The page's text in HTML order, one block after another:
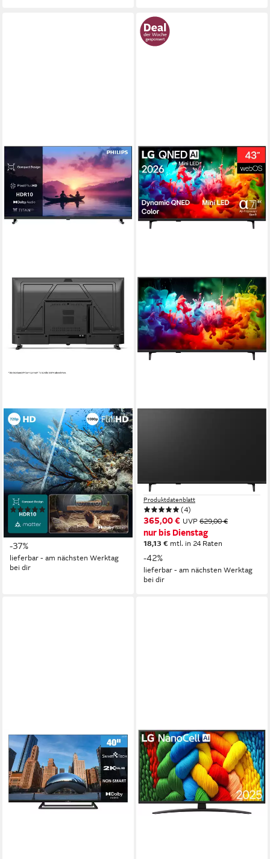
PHILIPS
40PFS6050/12 LED-
Fernseher
101 cm/40 Zoll Diagonale
LED Bildschirmtechnologie
Full HD Auflösung
Produktdatenblatt
(5)
ab 239,99 € UVP379,00 €
21,92 €mtl. in 12 Raten
-37%
lieferbar - am nächsten Werktag
bei dir
4K Ultra HD Auflösung
Produktdatenblatt
(4)
365,00 € UVP 629,00 €
nur bis Dienstag
18,13 € mtl. in 24 Raten
-42%
lieferbar - am nächsten Werktag
bei dir